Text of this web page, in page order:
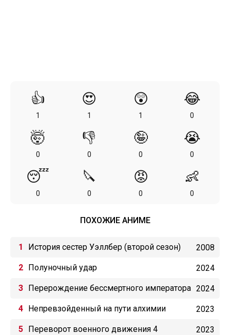
👍
1
😍
1
😲
1
😂
0
🤯
0
👎
0
🤪
0
😭
0
😴
0
🔪
0
😡
0
👶
0
ПОХОЖИЕ АНИМЕ
История сестер Уэллбер (второй сезон) 2008
Полуночный удар 2024
Перерождение бессмертного императора
(2024)
2024
Непревзойденный на пути алхимии 2023
Переворот военного движения 4 2023